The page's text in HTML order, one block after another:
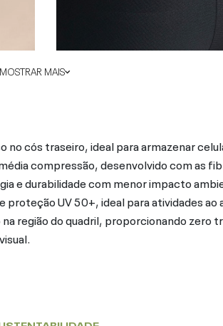
MOSTRAR MAIS
no cós traseiro, ideal para armazenar
compressão, desenvolvido com as
e durabilidade com menor impacto
proteção UV 50+, ideal para atividades
região do quadril, proporcionando zero